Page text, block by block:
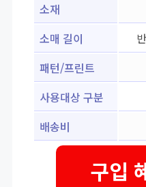
소재
소매 길이
패턴/프린트
사용대상 구분
배송비
구입